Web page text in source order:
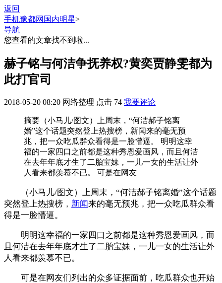
返回
手机豫都网 国内明星>
导航
您查看的文章找不到啦...
赫子铭与何洁争抚养权?黄奕贾静雯都为
此打官司
2018-05-20 08:20 网络整理 点击 74 我要评论
摘要 （小马儿/图文）上周末，“何洁郝子铭离
婚”这个话题突然登上热搜榜，新闻来的毫无预
兆，把一众吃瓜群众看得是一脸懵逼。 明明这幸
福的一家四口之前都是这种秀恩爱画风，而且何洁
在去年年底才生了二胎宝妹，一儿一女的生活让外
人看来都羡慕不已。 可是在网友
（小马儿/图文）上周末，“何洁郝子铭离婚”这个话题
突然登上热搜榜， 新闻来的毫无预兆，把一众吃瓜群众看
得是一脸懵逼。
明明这幸福的一家四口之前都是这种秀恩爱画风，而
且何洁在去年年底才生了二胎宝妹，一儿一女的生活让外
人看来都羡慕不已。
可是在网友们列出的众多证据面前，吃瓜群众也开始